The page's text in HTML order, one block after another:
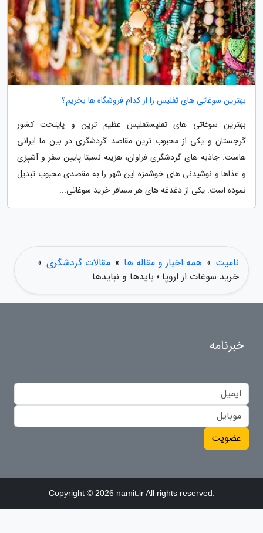
بهترین سوغاتی های تفلیس را از کدام فروشگاه ها بخریم؟
بهترین سوغاتی های تفلیستفلیس عظیم ترین و پایتخت کشور
گرجستان و یکی از محبوب ترین مقاصد گردشگری در بین ما ایرانی
هاست. جاذبه های گردشگری فراوان، هزینه نسبتا پایین سفر و آشپزی
و غذاها و نوشیدنی های خوشمزه این شهر را به مقصدی محبوب تبدیل
نموده است. یکی از دغدغه های هر مسافر خرید سوغاتی...
نامیت » همه اخبار و مقاله ها » مقالات گردشگری »
خرید سوغات از اروپا ؛ بایدها و نبایدها
خبرنامه
عضویت
Copyright © 2026 namit.ir All rights reserved.